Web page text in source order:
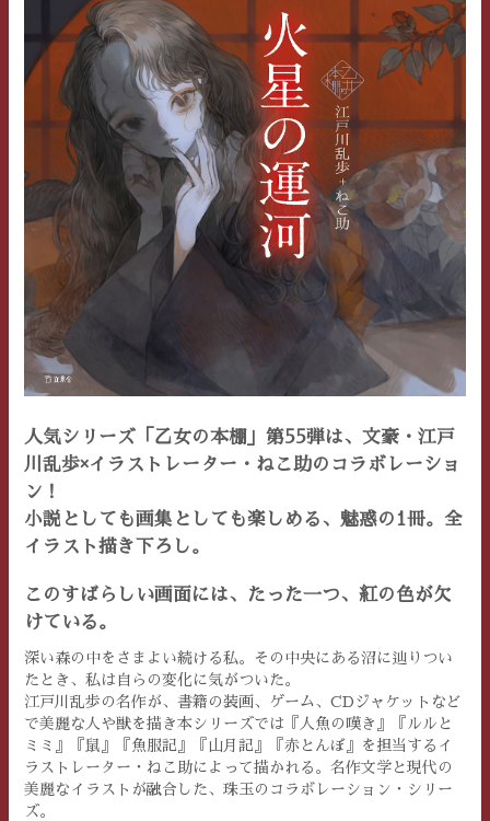
人気シリーズ「乙女の本棚」第55弾は、文豪・江戸
川乱歩×イラストレーター・ねこ助のコラボレーショ
ン！
小説としても画集としても楽しめる、魅惑の1冊。全
イラスト描き下ろし。
このすばらしい画面には、たった一つ、紅の色が欠
けている。
深い森の中をさまよい続ける私。その中央にある沼に辿りつい
たとき、私は自らの変化に気がついた。
江戸川乱歩の名作が、書籍の装画、ゲーム、CDジャケットなど
で美麗な人や獣を描き本シリーズでは『人魚の嘆き』『ルルと
ミミ』『鼠』『魚服記』『山月記』『赤とんぼ』を担当するイ
ラストレーター・ねこ助によって描かれる。名作文学と現代の
美麗なイラストが融合した、珠玉のコラボレーション・シリー
ズ。